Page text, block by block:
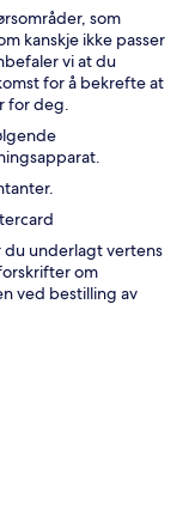
som
kanskje ikke passer
vi at du
for å bekrefte at
for deg.
underlagt vertens
om
ved bestilling av